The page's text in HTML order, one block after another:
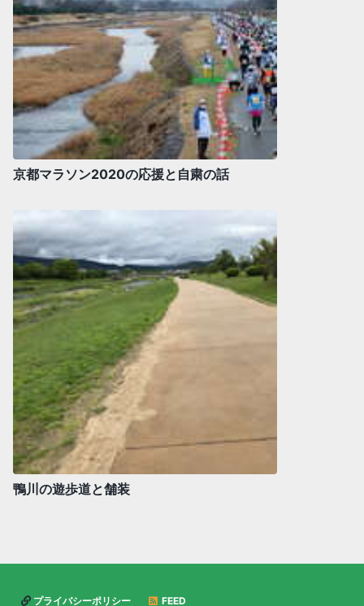
京都マラソン2020の応援と自粛の話
鴨川の遊歩道と舗装
プライバシーポリシー FEED